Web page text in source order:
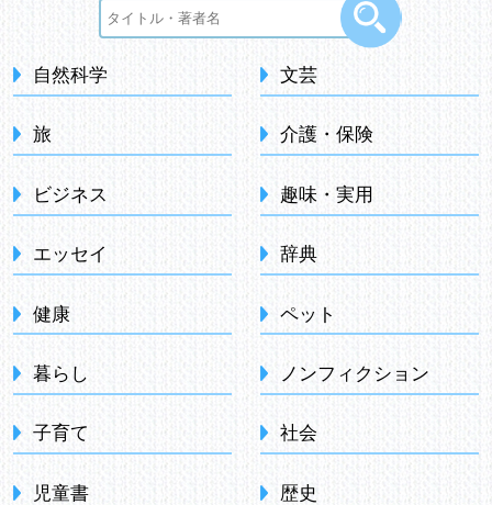
自然科学
旅
ビジネス
エッセイ
健康
暮らし
子育て
児童書
文芸
介護・保険
趣味・実用
辞典
ペット
ノンフィクション
社会
歴史